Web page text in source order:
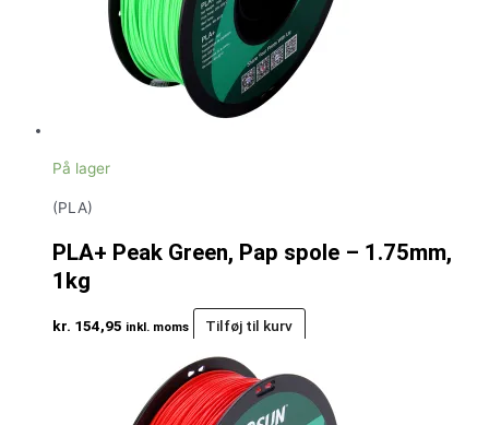
På lager
(PLA)
PLA+ Peak Green, Pap spole – 1.75mm,
1kg
kr. 154,95 inkl. moms Tilføj til kurv